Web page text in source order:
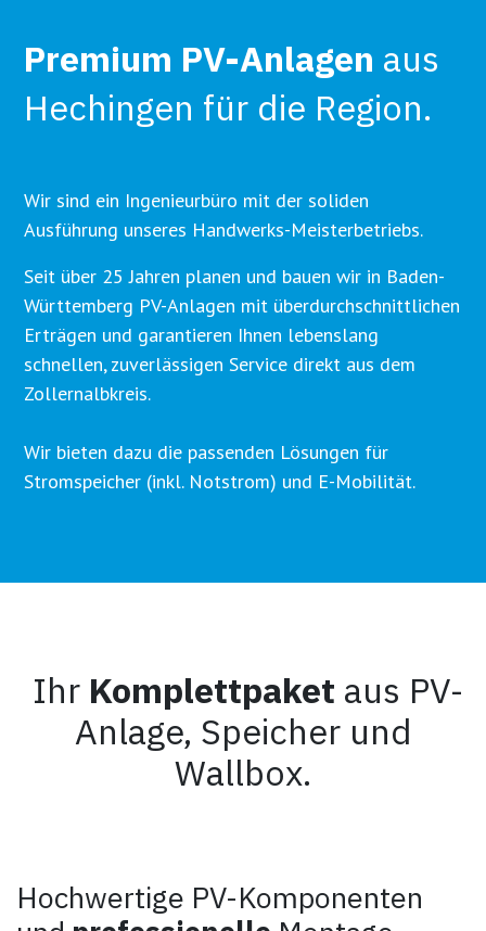
Premium PV-Anlagen aus
Hechingen für die Region.
Wir sind ein Ingenieurbüro mit der soliden
Ausführung unseres Handwerks-Meisterbetriebs.
Seit über 25 Jahren planen und bauen wir in Baden-
Württemberg PV-Anlagen mit überdurchschnittlichen
Erträgen und garantieren Ihnen lebenslang
schnellen, zuverlässigen Service direkt aus dem
Zollernalbkreis.
Wir bieten dazu die passenden Lösungen für
Stromspeicher (inkl. Notstrom) und E-Mobilität.
Ihr Komplettpaket aus PV-
Anlage, Speicher und
Wallbox.
Hochwertige PV-Komponenten